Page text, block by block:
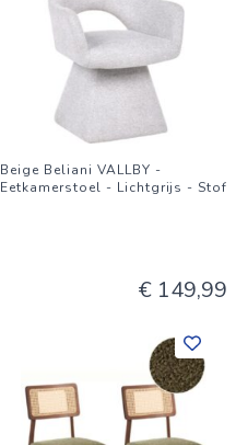
Beige Beliani VALLBY -
Eetkamerstoel - Lichtgrijs - Stof
€ 149,99